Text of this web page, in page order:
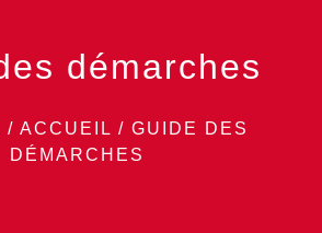
démarches
/ ACCUEIL / GUIDE DES
DÉMARCHES